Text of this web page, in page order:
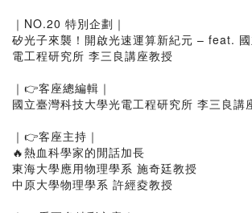
｜NO.20 特別企劃｜
矽光子來襲！開啟光速運算新紀元 – feat.
電工程研究所 李三良講座教授
｜👉客座總編輯｜
國立臺灣科技大學光電工程研究所 李三良講
｜👉客座主持｜
🔥熱血科學家的閒話加長
東海大學應用物理學系 施奇廷教授
中原大學物理學系 許經夌教授